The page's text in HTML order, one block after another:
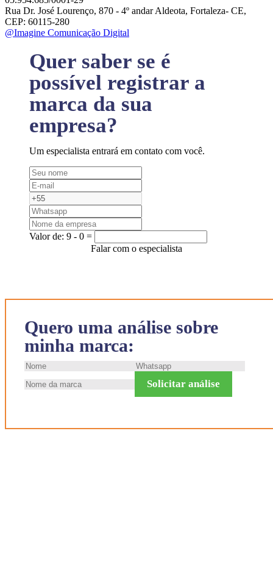
Quero uma análise sobre
minha marca:
Solicitar análise
Rua Dr. José Lourenço, 870 - 4º andar Aldeota, Fortaleza- CE,
CEP: 60115-280
@Imagine Comunicação Digital
Quer saber se é
possível registrar a
marca da sua
empresa?
Um especialista entrará em contato com você.
Valor de: 9 - 0 =
Falar com o especialista